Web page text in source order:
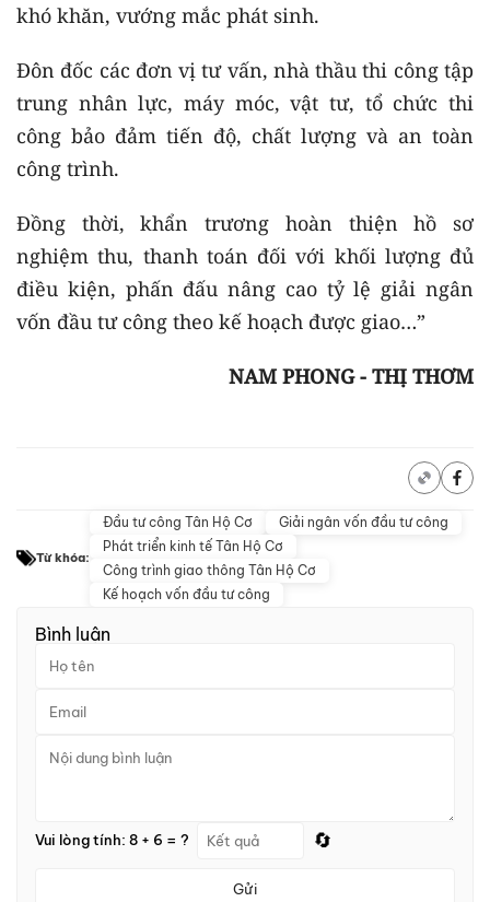
khó khăn, vướng mắc phát sinh.
Đôn đốc các đơn vị tư vấn, nhà thầu thi công tập
trung nhân lực, máy móc, vật tư, tổ chức thi
công bảo đảm tiến độ, chất lượng và an toàn
công trình.
Đồng thời, khẩn trương hoàn thiện hồ sơ
nghiệm thu, thanh toán đối với khối lượng đủ
điều kiện, phấn đấu nâng cao tỷ lệ giải ngân
vốn đầu tư công theo kế hoạch được giao…”
NAM PHONG - THỊ THƠM
Từ khóa:
Đầu tư công Tân Hộ Cơ
Giải ngân vốn đầu tư công
Phát triển kinh tế Tân Hộ Cơ
Công trình giao thông Tân Hộ Cơ
Kế hoạch vốn đầu tư công
Bình luận
Vui lòng tính: 8 + 6 = ? 🔄
Gửi